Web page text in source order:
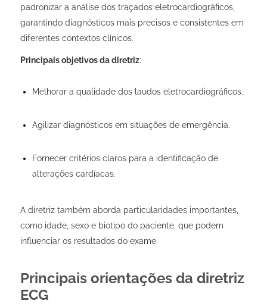
padronizar a análise dos traçados eletrocardiográficos,
garantindo diagnósticos mais precisos e consistentes em
diferentes contextos clínicos.
Principais objetivos da diretriz:
Melhorar a qualidade dos laudos eletrocardiográficos.
Agilizar diagnósticos em situações de emergência.
Fornecer critérios claros para a identificação de
alterações cardíacas.
A diretriz também aborda particularidades importantes,
como idade, sexo e biotipo do paciente, que podem
influenciar os resultados do exame.
Principais orientações da diretriz
ECG